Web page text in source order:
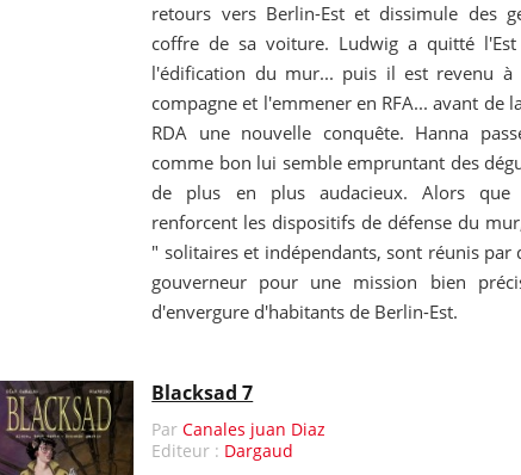
retours vers Berlin-Est et dissimule des
coffre de sa voiture. Ludwig a quitté
l'édification du mur... puis il est revenu à
compagne et l'emmener en RFA... avant de
RDA une nouvelle conquête. Hanna
comme bon lui semble empruntant des
de plus en plus audacieux. Alors que
renforcent les dispositifs de défense du
" solitaires et indépendants, sont réunis par
gouverneur pour une mission bien
d'envergure d'habitants de Berlin-Est.
Blacksad 7
ParCanales juan Diaz
Editeur : Dargaud